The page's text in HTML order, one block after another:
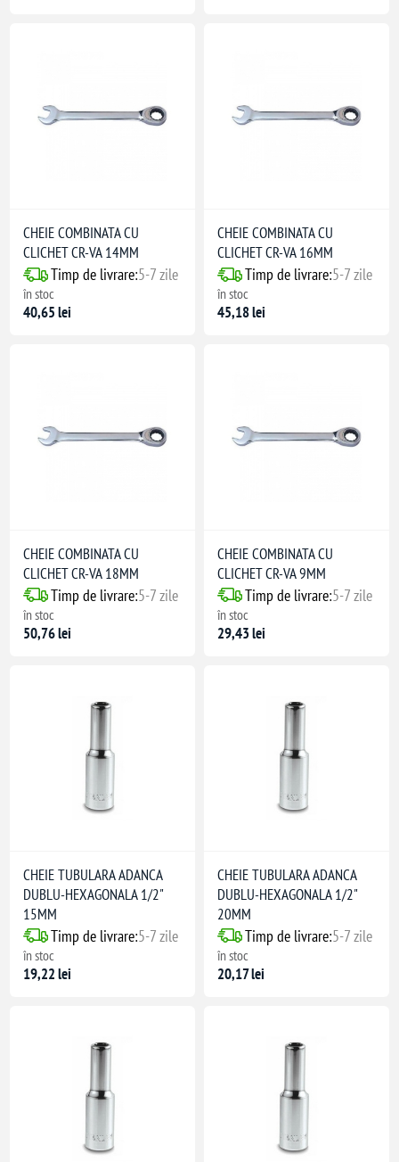
CHEIE COMBINATA CU
CLICHET CR-VA 14MM
Timp de livrare:5-7 zile
în stoc
40,65 lei
CHEIE COMBINATA CU
CLICHET CR-VA 16MM
Timp de livrare:5-7 zile
în stoc
45,18 lei
CHEIE COMBINATA CU
CLICHET CR-VA 18MM
Timp de livrare:5-7 zile
în stoc
50,76 lei
CHEIE COMBINATA CU
CLICHET CR-VA 9MM
Timp de livrare:5-7 zile
în stoc
29,43 lei
CHEIE TUBULARA ADANCA
DUBLU-HEXAGONALA 1/2"
15MM
Timp de livrare:5-7 zile
în stoc
19,22 lei
CHEIE TUBULARA ADANCA
DUBLU-HEXAGONALA 1/2"
20MM
Timp de livrare:5-7 zile
în stoc
20,17 lei